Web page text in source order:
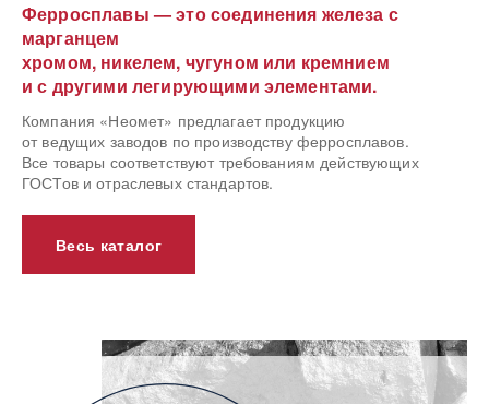
Ферросплавы — это соединения железа с
марганцем
хромом, никелем, чугуном или кремнием
и с другими легирующими элементами.
Компания «Неомет» предлагает продукцию
от ведущих заводов по производству ферросплавов.
Все товары соответствуют требованиям действующих
ГОСТов и отраслевых стандартов.
Весь каталог